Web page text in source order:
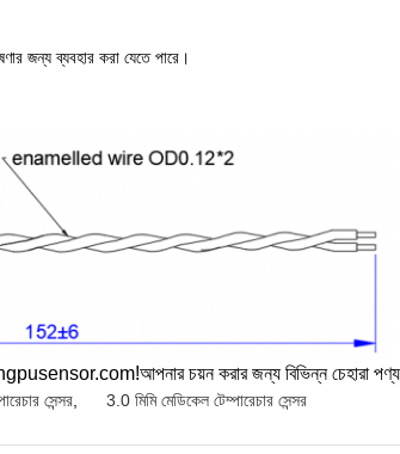
জন্য ব্যবহার করা যেতে পারে।
চয়ন করার জন্য বিভিন্ন চেহারা পণ্য,
সেন্সর 3.0 মিমি মেডিকেল টেম্পারেচার সেন্সর